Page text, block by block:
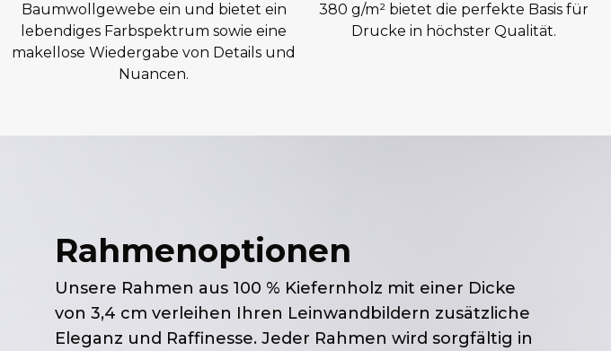
Baumwollgewebe ein und bietet ein
lebendiges Farbspektrum sowie eine
makellose Wiedergabe von Details und
Nuancen.
380 g/m² bietet die perfekte Basis für
Drucke in höchster Qualität.
Rahmenoptionen
Unsere Rahmen aus 100 % Kiefernholz mit einer Dicke
von 3,4 cm verleihen Ihren Leinwandbildern zusätzliche
Eleganz und Raffinesse. Jeder Rahmen wird sorgfältig in